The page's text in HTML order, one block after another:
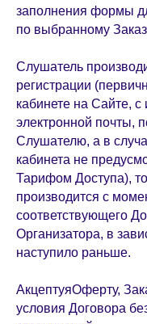
заполнения формы
по выбранному
Слушатель
регистрации
кабинете на Сайте,
электронной почты,
Слушателю, а в
кабинета не
Тарифом Доступа),
производится с
соответствующего
Организатора, в
наступило раньше.
АкцептуяОферту,
условия Договора